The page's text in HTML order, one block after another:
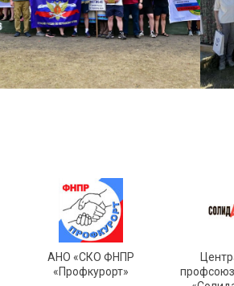
АНО «СКО ФНПР
«Профкурорт»